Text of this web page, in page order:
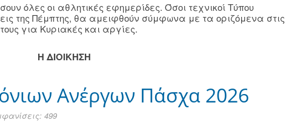
όλες οι αθλητικές εφημερίδες. Όσοι τεχνικοί Τύπου
της Πέμπτης, θα αμειφθούν σύμφωνα με τα οριζόμενα στις
για Κυριακές και αργίες.
Η ΔΙΟΙΚΗΣΗ
Ανέργων Πάσχα 2026
499